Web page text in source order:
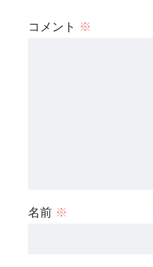
コメント ※
名前 ※